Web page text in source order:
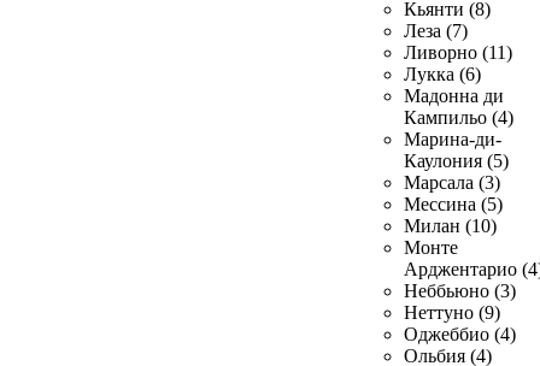
Кьянти (8)
Леза (7)
Ливорно (11)
Лукка (6)
Мадонна ди
Кампильо (4)
Марина-ди-
Каулония (5)
Марсала (3)
Мессина (5)
Милан (10)
Монте
Арджентарио
Неббьюно (3)
Неттуно (9)
Оджеббио (4)
Ольбия (4)